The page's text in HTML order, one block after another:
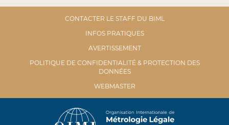
CONTACTER LE STAFF DU BIML
INFOS PRATIQUES
AVERTISSEMENT
POLITIQUE DE CONFIDENTIALITÉ & PROTECTION DES
DONNÉES
WEBMASTER